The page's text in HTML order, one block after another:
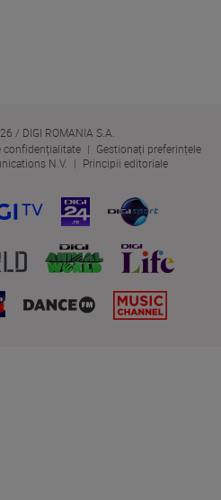
/ DIGI ROMANIA S.A.
confidențialitate
Gestionați preferințele
N.V. Principii editoriale